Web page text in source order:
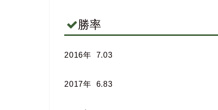
勝率
2016年 7.03
2017年 6.83